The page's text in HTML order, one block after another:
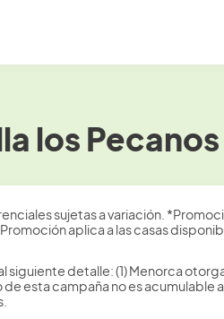
los
sujetas a variación.
aplica a las casas
detalle: (1) Menorca
de esta campaña no es